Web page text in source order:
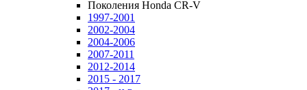
Поколения Honda CR-V
1997-2001
2002-2004
2004-2006
2007-2011
2012-2014
2015 - 2017